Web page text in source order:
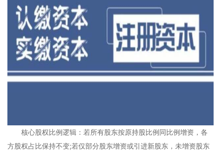
核心股权比例逻辑：若所有股东按原持股比例同比例增资，各
方股权占比保持不变;若仅部分股东增资或引进新股东，未增资股东